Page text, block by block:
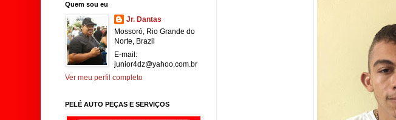
Quem sou eu
Jr. Dantas
Mossoró, Rio Grande do
Norte, Brazil
E-mail:
junior4dz@yahoo.com.br
Ver meu perfil completo
PELÉ AUTO PEÇAS E SERVIÇOS